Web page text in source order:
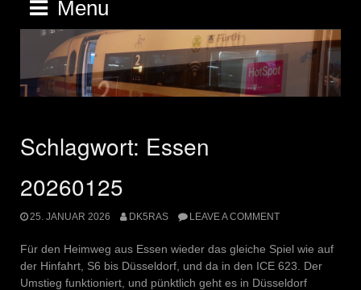
Menu
Schlagwort: Essen
20260125
25. JANUAR 2026 DK5RAS LEAVE A COMMENT
Für den Heimweg aus Essen wieder das gleiche Spiel wie auf
der Hinfahrt, S6 bis Düsseldorf, und da in den ICE 623. Der
Umstieg funktioniert, und pünktlich geht es in Düsseldorf